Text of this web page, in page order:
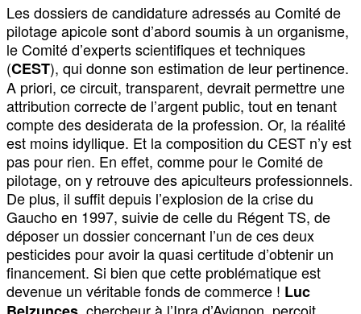
Les dossiers de candidature adressés au Comité de
pilotage apicole sont d’abord soumis à un organisme,
le Comité d’experts scientifiques et techniques
(CEST), qui donne son estimation de leur pertinence.
A priori, ce circuit, transparent, devrait permettre une
attribution correcte de l’argent public, tout en tenant
compte des desiderata de la profession. Or, la réalité
est moins idyllique. Et la composition du CEST n’y est
pas pour rien. En effet, comme pour le Comité de
pilotage, on y retrouve des apiculteurs professionnels.
De plus, il suffit depuis l’explosion de la crise du
Gaucho en 1997, suivie de celle du Régent TS, de
déposer un dossier concernant l’un de ces deux
pesticides pour avoir la quasi certitude d’obtenir un
financement. Si bien que cette problématique est
devenue un véritable fonds de commerce ! Luc
, chercheur à l’Inra d’Avignon, perçoit